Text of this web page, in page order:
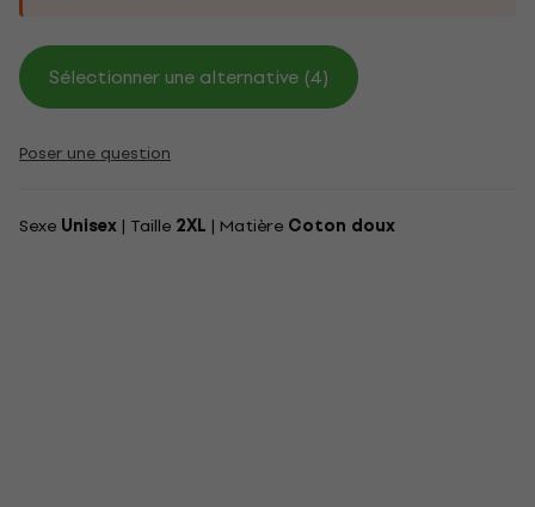
Sélectionner une alternative (4)
Poser une question
Sexe Unisex | Taille 2XL | Matière Coton doux